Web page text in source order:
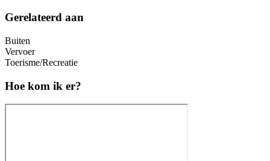
Gerelateerd aan
Buiten
Vervoer
Toerisme/Recreatie
Hoe kom ik er?